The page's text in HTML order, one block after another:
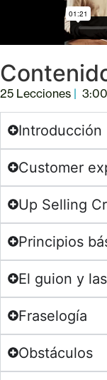
25 Lecciones |
Introducción
Customer
Up Selling
Principios
El guion y
Fraselogía
Obstáculos